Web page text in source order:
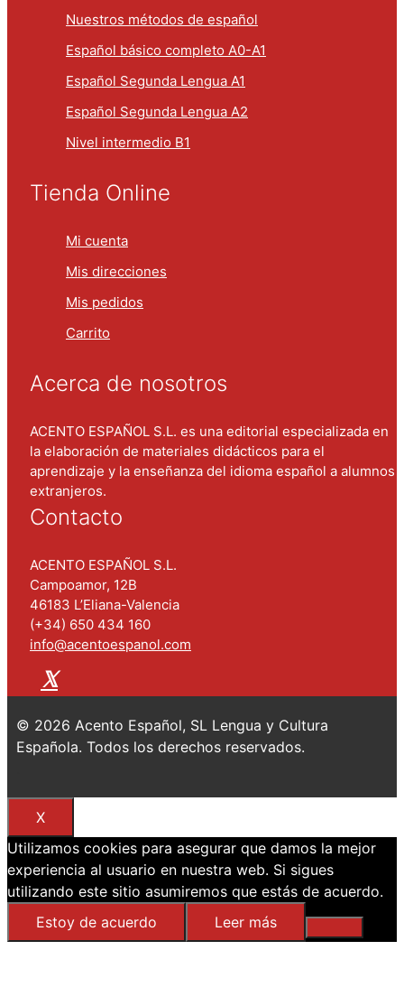
Nuestros métodos de español
Español básico completo A0-A1
Español Segunda Lengua A1
Español Segunda Lengua A2
Nivel intermedio B1
Tienda Online
Mi cuenta
Mis direcciones
Mis pedidos
Carrito
Acerca de nosotros
ACENTO ESPAÑOL S.L. es una editorial especializada en
la elaboración de materiales didácticos para el
aprendizaje y la enseñanza del idioma español a alumnos
extranjeros.
Contacto
ACENTO ESPAÑOL S.L.
Campoamor, 12B
46183 L’Eliana-Valencia
(+34) 650 434 160
info@acentoespanol.com
© 2026 Acento Español, SL Lengua y Cultura
Española. Todos los derechos reservados.
X
Utilizamos cookies para asegurar que damos la mejor
experiencia al usuario en nuestra web. Si sigues
utilizando este sitio asumiremos que estás de acuerdo.
Estoy de acuerdo
Leer más